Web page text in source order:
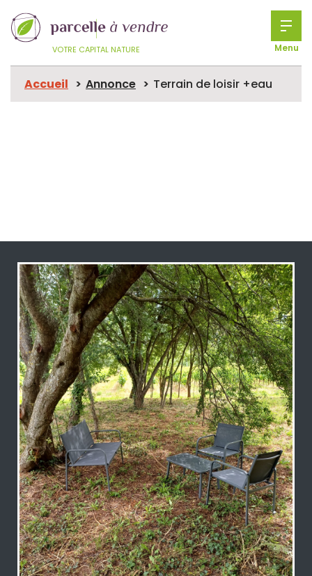
VOTRE CAPITAL NATURE Menu
Accueil Annonce Terrain de loisir +eau